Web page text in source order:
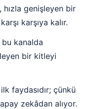
genişleyen bir
karşıya kalır.
bu kanalda
bir kitleyi
faydasıdır; çünkü
zekâdan alıyor.